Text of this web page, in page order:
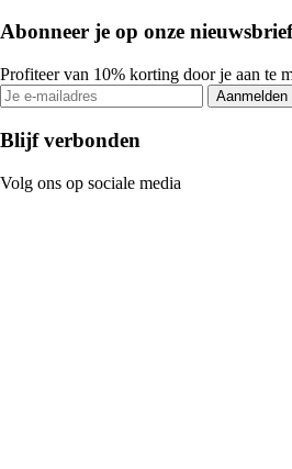
Abonneer je op onze nieuwsbrief
Profiteer van 10% korting door je aan te
Aanmelden
Blijf verbonden
Volg ons op sociale media